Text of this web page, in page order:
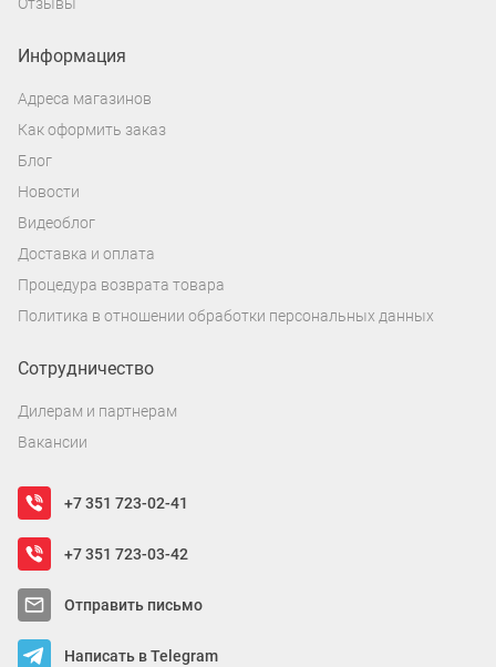
Отзывы
Информация
Адреса магазинов
Как оформить заказ
Блог
Новости
Видеоблог
Доставка и оплата
Процедура возврата товара
Политика в отношении обработки персональных данных
Сотрудничество
Дилерам и партнерам
Вакансии
+7 351 723-02-41
+7 351 723-03-42
Отправить письмо
Написать в Telegram